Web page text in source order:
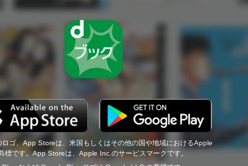
ゴ、App Storeは、米国もしくはその他の国や地域におけるApple
標です。App Storeは、Apple Inc.のサービスマークです。